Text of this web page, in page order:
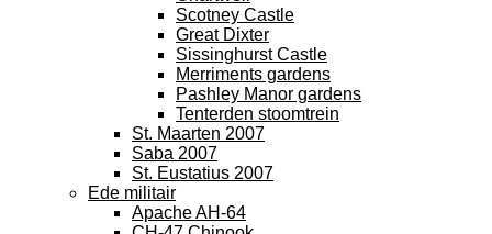
Scotney Castle
Great Dixter
Sissinghurst Castle
Merriments gardens
Pashley Manor gardens
Tenterden stoomtrein
St. Maarten 2007
Saba 2007
St. Eustatius 2007
Ede militair
Apache AH-64